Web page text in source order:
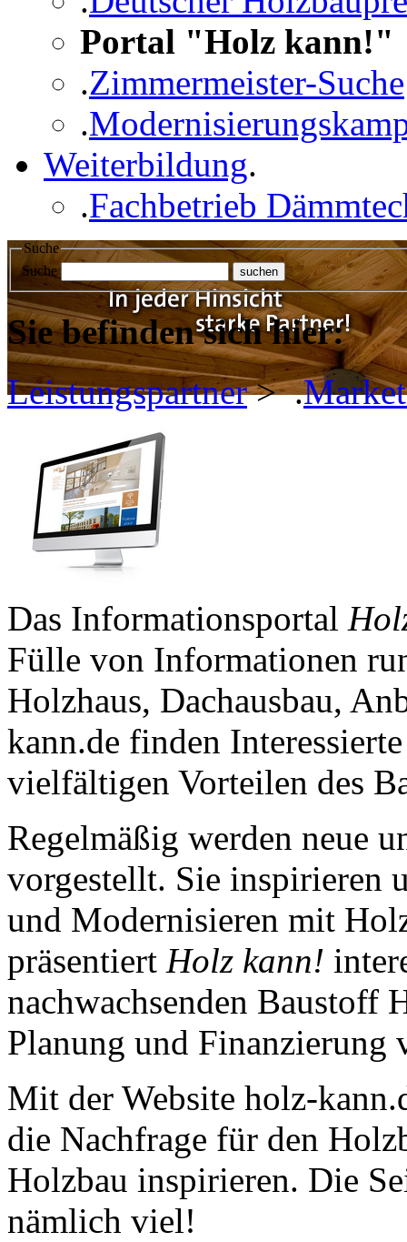
Portal "Holz kann!"
.Zimmermeister-Suche
.
Weiterbildung.
.Fachbetrieb
Suche
Suche
Sie befinden sich hier:
Leistungspartner>.
Das Informationsportal
Fülle von Informationen
Holzhaus, Dachausbau,
kann.de finden
vielfältigen Vorteilen des
Regelmäßig werden neue
vorgestellt. Sie inspirieren
und Modernisieren mit
präsentiert Holz kann!
nachwachsenden
Planung und
Mit der Website holz-
die Nachfrage für den
Holzbau inspirieren. Die
nämlich viel!